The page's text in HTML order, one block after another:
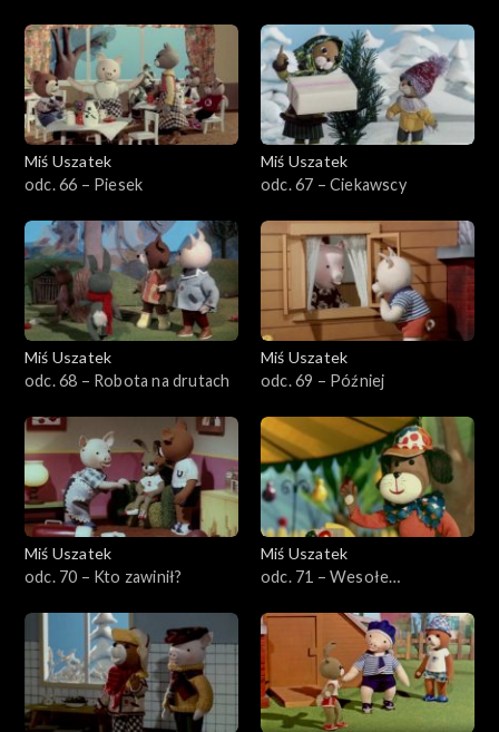
Miś Uszatek
odc. 66 – Piesek
Miś Uszatek
odc. 67 – Ciekawscy
Miś Uszatek
odc. 68 – Robota na drutach
Miś Uszatek
odc. 69 – Później
Miś Uszatek
odc. 70 – Kto zawinił?
Miś Uszatek
odc. 71 – Wesołe